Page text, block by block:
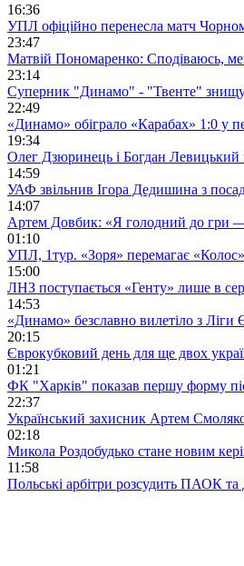
16:36
УПЛ офіційно перенесла матч
23:47
Матвій Пономаренко: Сподіваюсь,
23:14
Суперник "Динамо" - "Твенте"
22:49
«Динамо» обіграло «Карабах» 1:0 у
19:34
Олег Дзюринець і Богдан Левицький
14:59
УАФ звільнив Ігора Дедишина з
14:07
Артем Довбик: «Я голодний до гри —
01:10
УПЛ, 1тур. «Зоря» перемагає «Колос»
15:00
ЛНЗ поступається «Генту» лише в
14:53
«Динамо» безславно вилетіло з Ліги
20:15
Єврокубковий день для ще двох
01:21
ФК "Харків" показав першу форму
22:37
Український захисник Артем
02:18
Микола Роздобудько стане новим
11:58
Польські арбітри розсудить ПАОК